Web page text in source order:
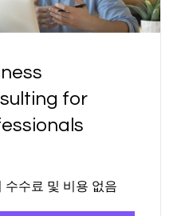
for
수수료 및 비용 없음